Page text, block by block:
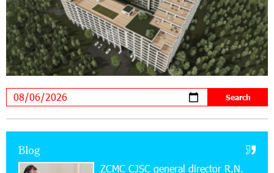
Virtuosos” Program participated in the Järvi
Academy and Pärnu Music Festival in Estonia, representing
Armenia on the international stage
11:53:39 23-07-2026
Ucom Supports the Installation of a 15 kW Solar
Power Plant at the Vayk Sports School
Blog
ZCMC CJSC general director R.N.